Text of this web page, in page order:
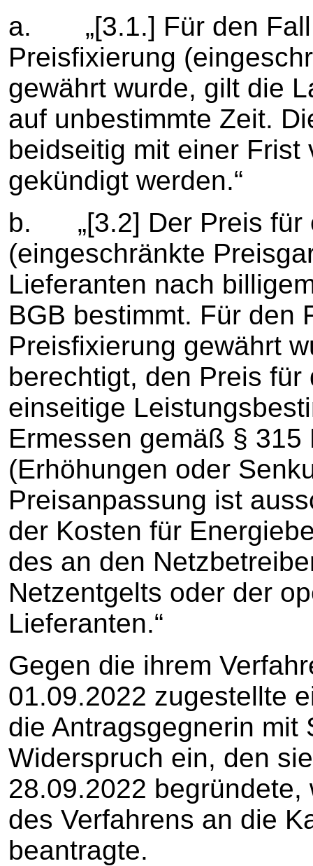
a. „[3.1.] Für den Fall,
Preisfixierung
gewährt wurde, gilt die
auf unbestimmte Zeit.
beidseitig mit einer Frist
gekündigt werden.“
b. „[3.2] Der Preis für
(eingeschränkte
Lieferanten nach
BGB bestimmt. Für den
Preisfixierung gewährt
berechtigt, den Preis
einseitige
Ermessen gemäß §
(Erhöhungen oder
Preisanpassung ist
der Kosten für
des an den
Netzentgelts oder der
Lieferanten.“
Gegen die ihrem
01.09.2022 zugestellte
die Antragsgegnerin mit
Widerspruch ein, den
28.09.2022
des Verfahrens an die
beantragte.